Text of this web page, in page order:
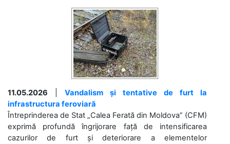
11.05.2026
Vandalism și tentative de furt la
infrastructura feroviară
Întreprinderea de Stat „Calea Ferată din Moldova” (CFM)
exprimă profundă îngrijorare față de intensificarea
cazurilor de furt și deteriorare a elementelor